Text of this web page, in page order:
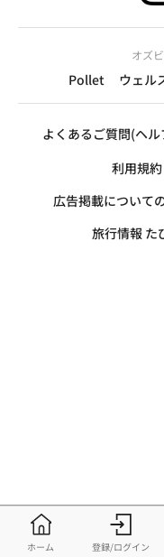
ホーム 登録/ログイン
オズ
Pollet ウェル
よくあるご質問(ヘル
利用規約
広告掲載について
旅行情報 た